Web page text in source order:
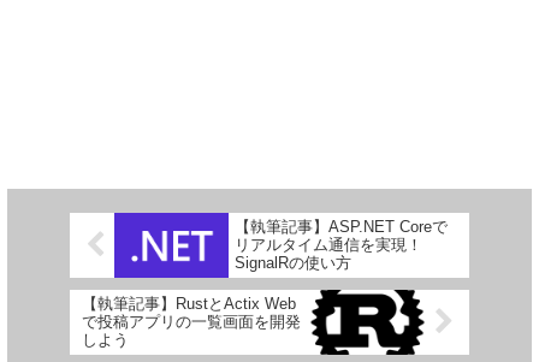
【執筆記事】ASP.NET Coreで
リアルタイム通信を実現！
SignalRの使い方
【執筆記事】RustとActix Web
で投稿アプリの一覧画面を開発
しよう